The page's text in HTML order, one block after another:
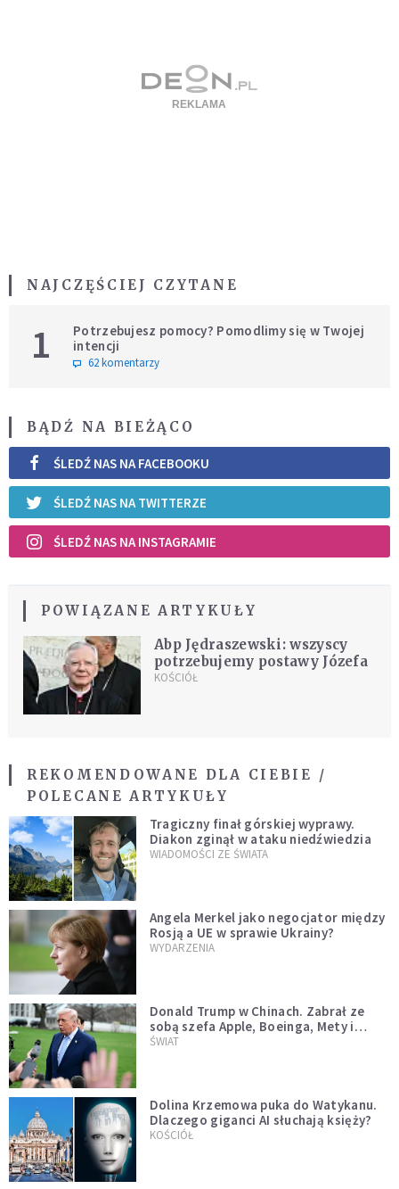
NAJCZĘŚCIEJ CZYTANE
1
Potrzebujesz pomocy? Pomodlimy się w Twojej
intencji
62 komentarzy
BĄDŹ NA BIEŻĄCO
ŚLEDŹ NAS NA FACEBOOKU
ŚLEDŹ NAS NA TWITTERZE
ŚLEDŹ NAS NA INSTAGRAMIE
POWIĄZANE ARTYKUŁY
Abp Jędraszewski: wszyscy
potrzebujemy postawy Józefa
KOŚCIÓŁ
REKOMENDOWANE DLA CIEBIE /
POLECANE ARTYKUŁY
Tragiczny finał górskiej wyprawy.
Diakon zginął w ataku niedźwiedzia
WIADOMOŚCI ZE ŚWIATA
Angela Merkel jako negocjator między
Rosją a UE w sprawie Ukrainy?
WYDARZENIA
Donald Trump w Chinach. Zabrał ze
sobą szefa Apple, Boeinga, Mety i
Muska
ŚWIAT
Dolina Krzemowa puka do Watykanu.
Dlaczego giganci AI słuchają księży?
KOŚCIÓŁ